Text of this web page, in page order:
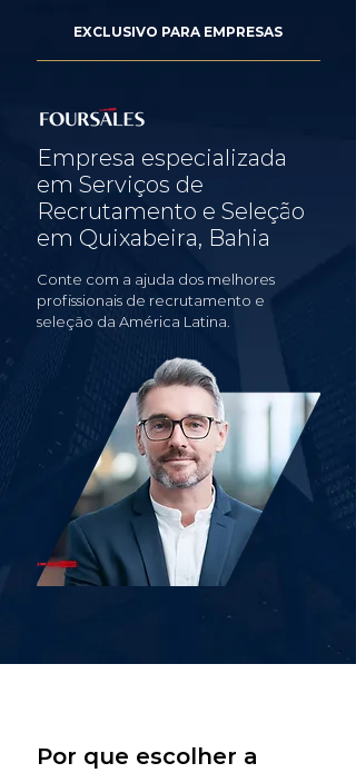
EXCLUSIVO PARA EMPRESAS
Empresa especializada
em Serviços de
Recrutamento e Seleção
em Quixabeira, Bahia
Conte com a ajuda dos melhores
profissionais de recrutamento e
seleção da América Latina.
Por que escolher a